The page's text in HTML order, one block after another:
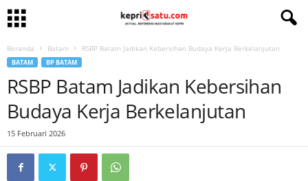
Beranda Batam RSBP Batam Jadikan Kebersihan Budaya Kerja Berkelanjutan
BATAM BP BATAM
RSBP Batam Jadikan Kebersihan
Budaya Kerja Berkelanjutan
15 Februari 2026